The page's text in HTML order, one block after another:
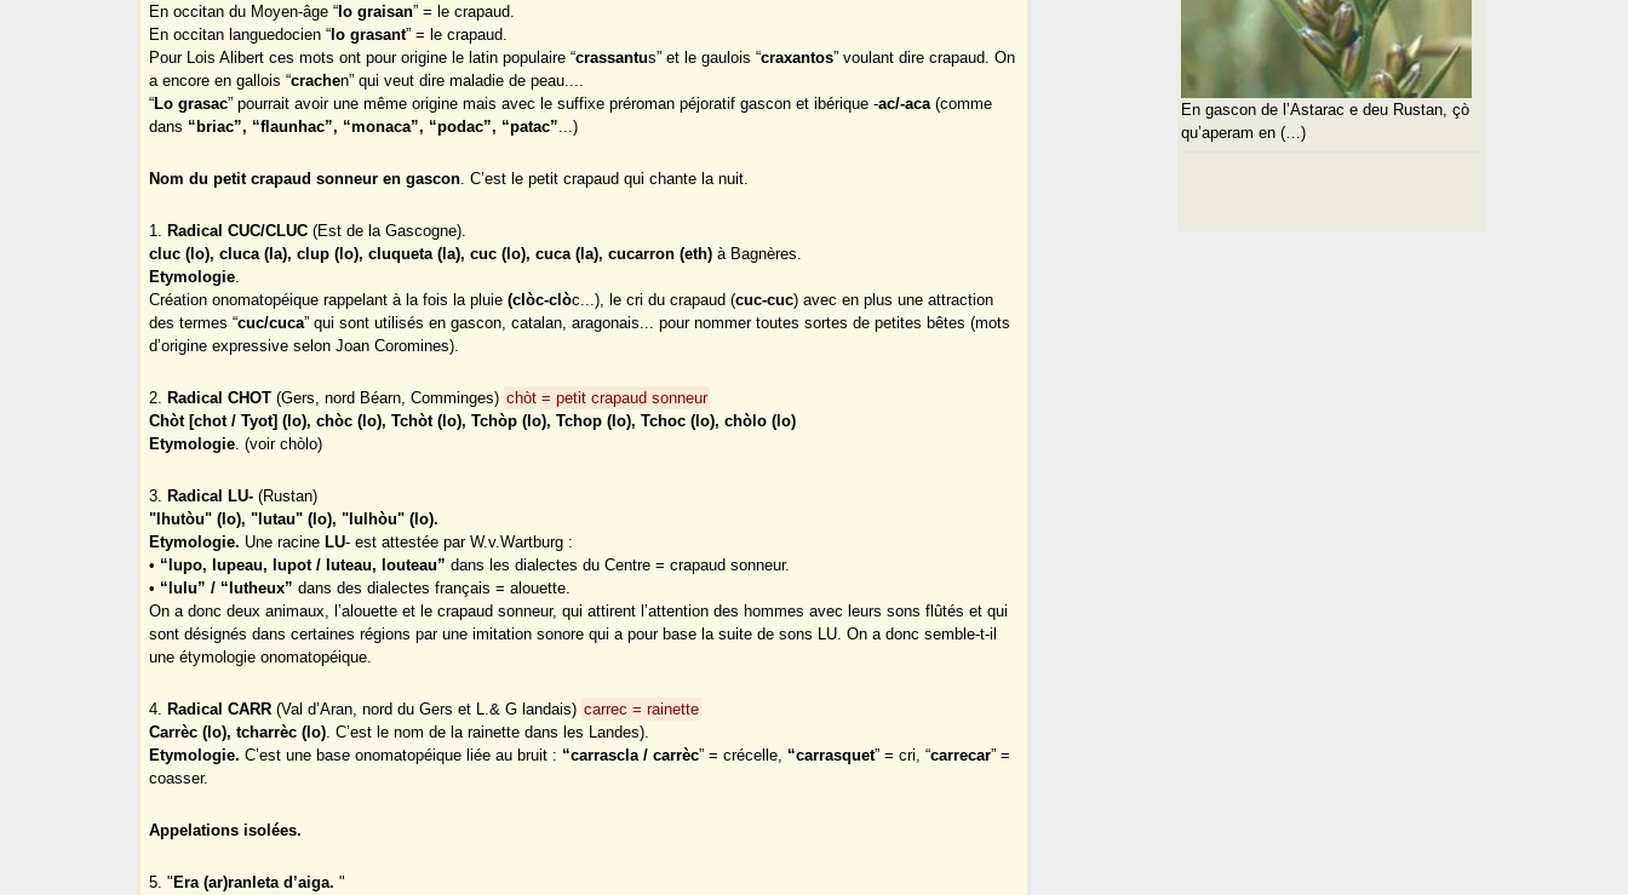
En occitan du Moyen-âge “ lo graisan” = le crapaud.
En occitan languedocien “ lo grasant” = le crapaud.
Pour Lois Alibert ces mots ont pour origine le latin populaire “crassantus” et le gaulois “craxantos” voulant dire crapaud. On
a encore en gallois “crachen” qui veut dire maladie de peau....
“Lo grasac” pourrait avoir une même origine mais avec le suffixe préroman péjoratif gascon et ibérique -ac/-aca(comme
dans “briac”, “flaunhac”, “monaca”, “podac”, “patac”...)
Nom du petit crapaud sonneur en gascon. C’est le petit crapaud qui chante la nuit.
1. Radical CUC/CLUC (Est de la Gascogne).
cluc (lo), cluca (la), clup (lo), cluqueta (la), cuc (lo), cuca (la), cucarron (eth) à Bagnères.
Etymologie.
Création onomatopéique rappelant à la fois la pluie(clòc-clòc...), le cri du crapaud (cuc-cuc) avec en plus une attraction
des termes “cuc/cuca” qui sont utilisés en gascon, catalan, aragonais... pour nommer toutes sortes de petites bêtes (mots
d’origine expressive selon Joan Coromines).
2. Radical CHOT(Gers, nord Béarn, Comminges) chòt = petit crapaud sonneur
Chòt [chot / Tyot] (lo), chòc (lo), Tchòt (lo), Tchòp (lo), Tchop (lo), Tchoc (lo), chòlo (lo)
Etymologie. (voir chòlo)
3. Radical LU- (Rustan)
"lhutòu" (lo), "lutau" (lo), "lulhòu" (lo).
Etymologie. Une racine LU- est attestée par W.v.Wartburg :
• “lupo, lupeau, lupot / luteau, louteau”dans les dialectes du Centre = crapaud sonneur.
• “lulu” / “lutheux” dans des dialectes français = alouette.
On a donc deux animaux, l’alouette et le crapaud sonneur, qui attirent l’attention des hommes avec leurs sons flûtés et qui
sont désignés dans certaines régions par une imitation sonore qui a pour base la suite de sons LU. On a donc semble-t-il
une étymologie onomatopéique.
4. Radical CARR(Val d’Aran, nord du Gers et L.& G landais) carrec = rainette
Carrèc (lo), tcharrèc (lo). C’est le nom de la rainette dans les Landes).
Etymologie. C’est une base onomatopéique liée au bruit : “carrascla / carrèc” = crécelle, “carrasquet” = cri, “carrecar” =
coasser.
Appelations isolées.
5. " Era (ar)ranleta d’aiga."
En gascon de l’Astarac e deu Rustan, çò
qu’aperam en (…)